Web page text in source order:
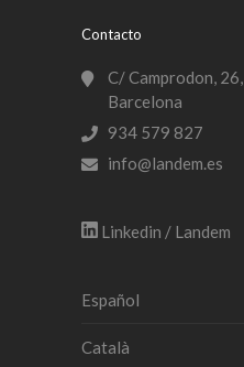
Contacto
C/ Camprodon,
Barcelona
934 579 827
info@landem.es
Linkedin / Landem
Español
Català